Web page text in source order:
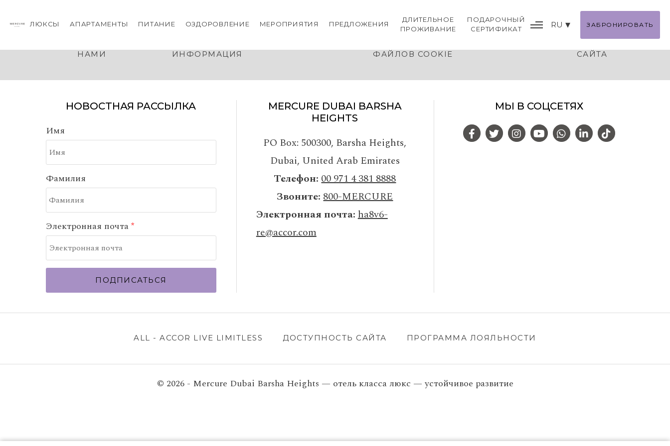
ЛЮКСЫ АПАРТАМЕНТЫ ПИТАНИЕ ОЗДОРОВЛЕНИЕ МЕРОПРИЯТИЯ ПРЕДЛОЖЕНИЯ
ДЛИТЕЛЬНОЕ
ПРОЖИВАНИЕ
ПОДАРОЧНЫЙ
СЕРТИФИКАТ
RU ЗАБРОНИРОВАТЬ
НАМИ
ИНФОРМАЦИЯ
ФАЙЛОВ COOKIE
САЙТА
НОВОСТНАЯ РАССЫЛКА
Имя
Фамилия
Электронная почта
ПОДПИСАТЬСЯ
MERCURE DUBAI BARSHA
HEIGHTS
PO Box: 500300, Barsha Heights,
Dubai, United Arab Emirates
Телефон 00 971 4 381 8888
Звоните 800-MERCURE
Электронная почта ha8v6-
re@accor.com
МЫ В СОЦСЕТЯХ
ALL - ACCOR LIVE LIMITLESS ДОСТУПНОСТЬ САЙТА ПРОГРАММА ЛОЯЛЬНОСТИ
© 2026 - Mercure Dubai Barsha Heights — отель класса люкс — устойчивое развитие